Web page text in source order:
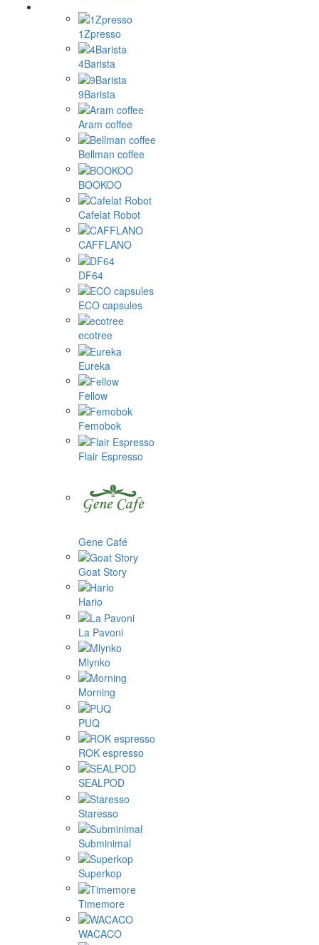
1Zpresso
4Barista
9Barista
Aram coffee
Bellman coffee
BOOKOO
Cafelat Robot
CAFFLANO
DF64
ECO capsules
ecotree
Eureka
Fellow
Femobok
Flair Espresso
Gene Café
Goat Story
Hario
La Pavoni
Mlynko
Morning
PUQ
ROK espresso
SEALPOD
Staresso
Subminimal
Superkop
Timemore
WACACO